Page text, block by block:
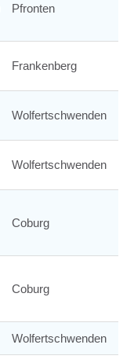
Pfronten
Frankenberg
Wolfertschwenden
Wolfertschwenden
Coburg
Coburg
Wolfertschwenden